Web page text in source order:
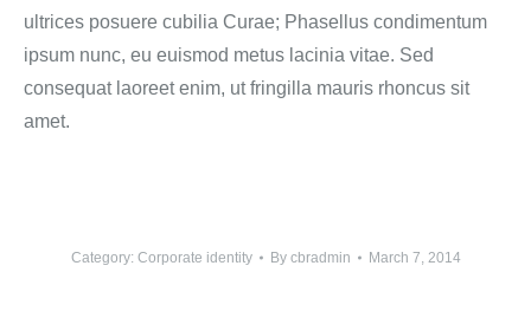
ultrices posuere cubilia Curae; Phasellus condimentum
ipsum nunc, eu euismod metus lacinia vitae. Sed
consequat laoreet enim, ut fringilla mauris rhoncus sit
amet.
Category: Corporate identity By cbradmin March 7, 2014